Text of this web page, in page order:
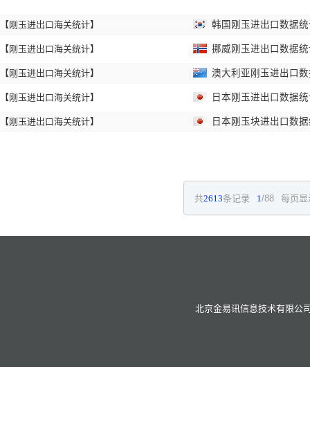
【刚玉进出口海关统计】
【刚玉进出口海关统计】
【刚玉进出口海关统计】
【刚玉进出口海关统计】
【刚玉进出口海关统计】
韩国刚玉进出口数据
挪威刚玉进出口数据
澳大利亚刚玉进出口
日本刚玉进出口数据
日本刚玉块进出口数
共2613条记录 1/88 每页显
北京金易讯信息技术有限公